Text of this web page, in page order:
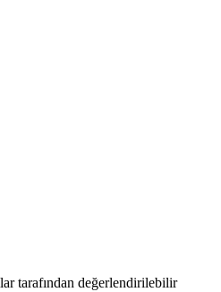
tarafından değerlendirilebilir